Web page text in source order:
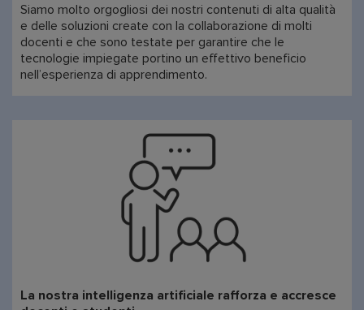
Siamo molto orgogliosi dei nostri contenuti di alta qualità
e delle soluzioni create con la collaborazione di molti
docenti e che sono testate per garantire che le
tecnologie impiegate portino un effettivo beneficio
nell’esperienza di apprendimento.
La nostra intelligenza artificiale rafforza e accresce